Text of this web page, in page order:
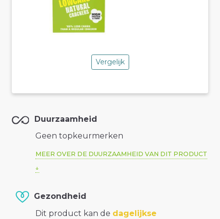
Vergelijk
Duurzaamheid
Geen topkeurmerken
MEER OVER DE DUURZAAMHEID VAN DIT PRODUCT
Gezondheid
Dit product kan de dagelijkse